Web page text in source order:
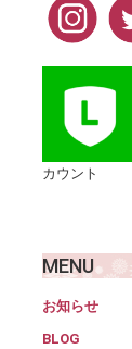
カウント
MENU
お知らせ
BLOG